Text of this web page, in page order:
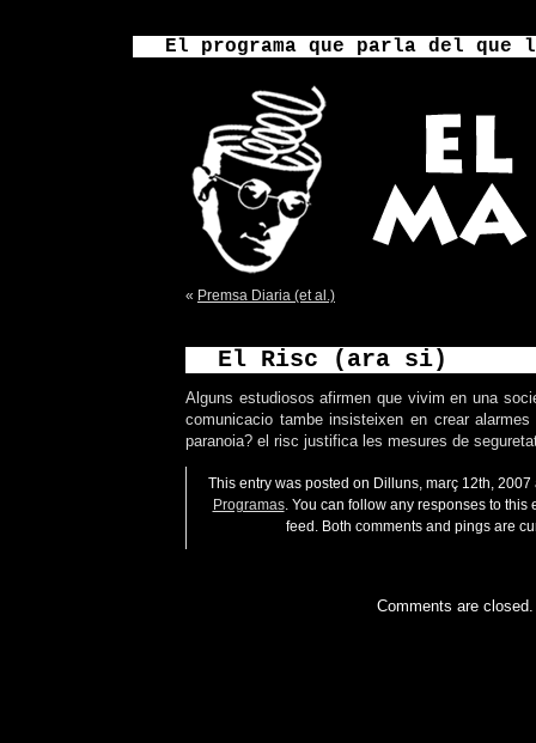
El programa que parla del
« Premsa Diaria (et al.)
El Risc (ara si)
Alguns estudiosos afirmen que vivim en una
comunicacio tambe insisteixen en crear
paranoia? el risc justifica les mesures de
This entry was posted on Dilluns, març 12th,
Programas. You can follow any responses to this
feed. Both comments and pings are
Comments are closed.